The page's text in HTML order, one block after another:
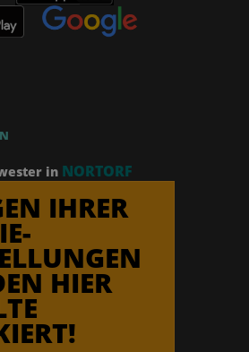
in NORTORF
IHRER
HIER